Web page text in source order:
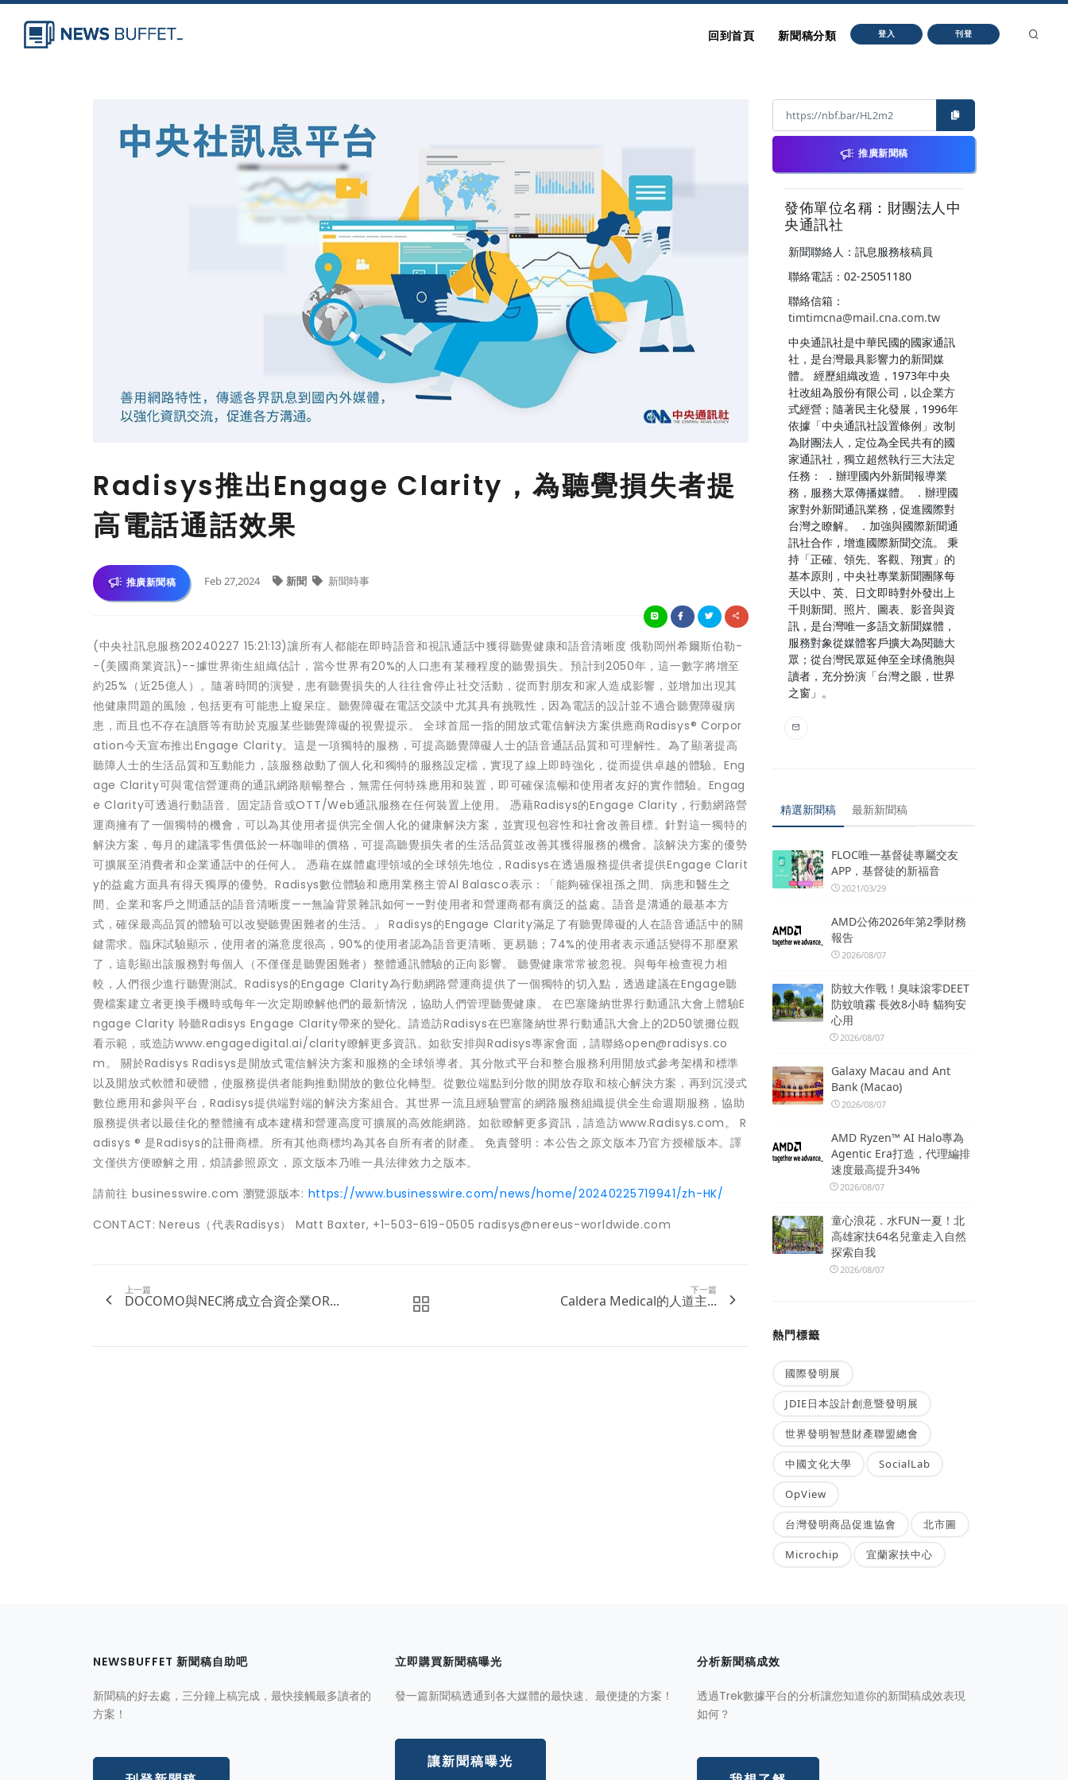
回到首頁 新聞稿分類 登入 刊登
Radisys推出Engage Clarity，為聽覺損失者提
高電話通話效果
推廣新聞稿 Feb 27,2024 新聞 新聞時事
(中央社訊息服務20240227 15:21:13)讓所有人都能在即時語音和視訊通話中獲得聽覺健康和語音清晰度 俄勒岡州希爾斯伯勒-
-(美國商業資訊)--據世界衛生組織估計，當今世界有20%的人口患有某種程度的聽覺損失。預計到2050年，這一數字將增至
約25%（近25億人）。隨著時間的演變，患有聽覺損失的人往往會停止社交活動，從而對朋友和家人造成影響，並增加出現其
他健康問題的風險，包括更有可能患上癡呆症。聽覺障礙在電話交談中尤其具有挑戰性，因為電話的設計並不適合聽覺障礙病
患，而且也不存在讀唇等有助於克服某些聽覺障礙的視覺提示。 全球首屈一指的開放式電信解決方案供應商Radisys® Corpor
ation今天宣布推出Engage Clarity。這是一項獨特的服務，可提高聽覺障礙人士的語音通話品質和可理解性。為了顯著提高
聽障人士的生活品質和互動能力，該服務啟動了個人化和獨特的服務設定檔，實現了線上即時強化，從而提供卓越的體驗。Eng
age Clarity可與電信營運商的通訊網路順暢整合，無需任何特殊應用和裝置，即可確保流暢和使用者友好的實作體驗。Engag
e Clarity可透過行動語音、固定語音或OTT/Web通訊服務在任何裝置上使用。 憑藉Radisys的Engage Clarity，行動網路營
運商擁有了一個獨特的機會，可以為其使用者提供完全個人化的健康解決方案，並實現包容性和社會改善目標。針對這一獨特的
解決方案，每月的建議零售價低於一杯咖啡的價格，可提高聽覺損失者的生活品質並改善其獲得服務的機會。該解決方案的優勢
可擴展至消費者和企業通話中的任何人。 憑藉在媒體處理領域的全球領先地位，Radisys在透過服務提供者提供Engage Clarit
y的益處方面具有得天獨厚的優勢。Radisys數位體驗和應用業務主管Al Balasco表示：「能夠確保祖孫之間、病患和醫生之
間、企業和客戶之間通話的語音清晰度——無論背景雜訊如何——對使用者和營運商都有廣泛的益處。語音是溝通的最基本方
式，確保最高品質的體驗可以改變聽覺困難者的生活。」 Radisys的Engage Clarity滿足了有聽覺障礙的人在語音通話中的關
鍵需求。臨床試驗顯示，使用者的滿意度很高，90%的使用者認為語音更清晰、更易聽；74%的使用者表示通話變得不那麼累
了，這彰顯出該服務對每個人（不僅僅是聽覺困難者）整體通訊體驗的正向影響。 聽覺健康常常被忽視。與每年檢查視力相
較，人們很少進行聽覺測試。Radisys的Engage Clarity為行動網路營運商提供了一個獨特的切入點，透過建議在Engage聽
覺檔案建立者更換手機時或每年一次定期瞭解他們的最新情況，協助人們管理聽覺健康。 在巴塞隆納世界行動通訊大會上體驗E
ngage Clarity 聆聽Radisys Engage Clarity帶來的變化。請造訪Radisys在巴塞隆納世界行動通訊大會上的2D50號攤位觀
看示範，或造訪www.engagedigital.ai/clarity瞭解更多資訊。如欲安排與Radisys專家會面，請聯絡open@radisys.co
m。 關於Radisys Radisys是開放式電信解決方案和服務的全球領導者。其分散式平台和整合服務利用開放式參考架構和標準
以及開放式軟體和硬體，使服務提供者能夠推動開放的數位化轉型。從數位端點到分散的開放存取和核心解決方案，再到沉浸式
數位應用和參與平台，Radisys提供端對端的解決方案組合。其世界一流且經驗豐富的網路服務組織提供全生命週期服務，協助
服務提供者以最佳化的整體擁有成本建構和營運高度可擴展的高效能網路。如欲瞭解更多資訊，請造訪www.Radisys.com。 R
adisys ® 是Radisys的註冊商標。所有其他商標均為其各自所有者的財產。 免責聲明：本公告之原文版本乃官方授權版本。譯
文僅供方便瞭解之用，煩請參照原文，原文版本乃唯一具法律效力之版本。
請前往 businesswire.com 瀏覽源版本: https://www.businesswire.com/news/home/20240225719941/zh-HK/
CONTACT: Nereus（代表Radisys） Matt Baxter, +1-503-619-0505 radisys@nereus-worldwide.com
上一篇
DOCOMO與NEC將成立合資企業OR...
下一篇
Caldera Medical的人道主...
推廣新聞稿
發佈單位名稱：財團法人中
央通訊社
新聞聯絡人：訊息服務核稿員
聯絡電話：02-25051180
聯絡信箱：
timtimcna@mail.cna.com.tw
中央通訊社是中華民國的國家通訊
社，是台灣最具影響力的新聞媒
體。 經歷組織改造，1973年中央
社改組為股份有限公司，以企業方
式經營；隨著民主化發展，1996年
依據「中央通訊社設置條例」改制
為財團法人，定位為全民共有的國
家通訊社，獨立超然執行三大法定
任務： ．辦理國內外新聞報導業
務，服務大眾傳播媒體。 ．辦理國
家對外新聞通訊業務，促進國際對
台灣之瞭解。 ．加強與國際新聞通
訊社合作，增進國際新聞交流。 秉
持「正確、領先、客觀、翔實」的
基本原則，中央社專業新聞團隊每
天以中、英、日文即時對外發出上
千則新聞、照片、圖表、影音與資
訊，是台灣唯一多語文新聞媒體，
服務對象從媒體客戶擴大為閱聽大
眾；從台灣民眾延伸至全球僑胞與
讀者，充分扮演「台灣之眼，世界
之窗」。
精選新聞稿 最新新聞稿
FLOC唯一基督徒專屬交友
APP，基督徒的新福音
2021/03/29
AMD公佈2026年第2季財務
報告
2026/08/07
防蚊大作戰！臭味滾零DEET
防蚊噴霧 長效8小時 貓狗安
心用
2026/08/07
Galaxy Macau and Ant
Bank (Macao)
2026/08/07
AMD Ryzen™ AI Halo專為
Agentic Era打造，代理編排
速度最高提升34%
2026/08/07
童心浪花．水FUN一夏！北
高雄家扶64名兒童走入自然
探索自我
2026/08/07
熱門標籤
國際發明展
JDIE日本設計創意暨發明展
世界發明智慧財產聯盟總會
中國文化大學 SocialLab
OpView
台灣發明商品促進協會 北市圖
Microchip 宜蘭家扶中心
NEWSBUFFET 新聞稿自助吧
新聞稿的好去處，三分鐘上稿完成，最快接觸最多讀者的
方案！
立即購買新聞稿曝光
發一篇新聞稿透通到各大媒體的最快速、最便捷的方案！
讓新聞稿曝光
分析新聞稿成效
透過Trek數據平台的分析讓您知道你的新聞稿成效表現
如何？